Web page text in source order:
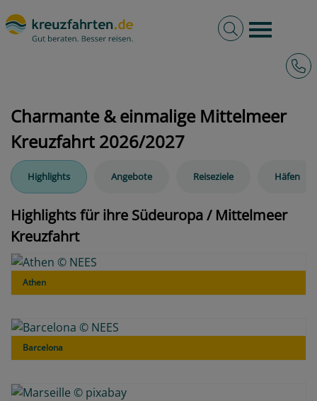
Burger
Volltextsuche
Charmante & einmalige Mittelmeer
Kreuzfahrt 2026/2027
Highlights Angebote Reiseziele Häfen
Highlights für ihre Südeuropa / Mittelmeer
Kreuzfahrt
Athen
Barcelona